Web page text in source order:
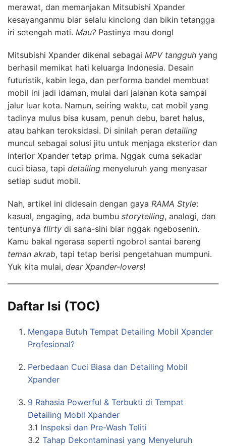
merawat, dan memanjakan Mitsubishi Xpander
kesayanganmu biar selalu kinclong dan bikin tetangga
iri setengah mati. Mau? Pastinya mau dong!
Mitsubishi Xpander dikenal sebagai MPV tangguh yang
berhasil memikat hati keluarga Indonesia. Desain
futuristik, kabin lega, dan performa bandel membuat
mobil ini jadi idaman, mulai dari jalanan kota sampai
jalur luar kota. Namun, seiring waktu, cat mobil yang
tadinya mulus bisa kusam, penuh debu, baret halus,
atau bahkan teroksidasi. Di sinilah peran detailing
muncul sebagai solusi jitu untuk menjaga eksterior dan
interior Xpander tetap prima. Nggak cuma sekadar
cuci biasa, tapi detailing menyeluruh yang menyasar
setiap sudut mobil.
Nah, artikel ini didesain dengan gaya RAMA Style:
kasual, engaging, ada bumbu storytelling, analogi, dan
tentunya flirty di sana-sini biar nggak ngebosenin.
Kamu bakal ngerasa seperti ngobrol santai bareng
teman akrab, tapi tetap berisi pengetahuan mumpuni.
Yuk kita mulai, dear Xpander-lovers!
Daftar Isi (TOC)
Mengapa Butuh Tempat Detailing Mobil Xpander
Profesional?
Perbedaan Cuci Biasa dan Detailing Mobil
Xpander
9 Rahasia Powerful & Terbukti di Tempat
Detailing Mobil Xpander
3.1 Inspeksi dan Pre-Wash Teliti
3.2 Tahap Dekontaminasi yang Menyeluruh